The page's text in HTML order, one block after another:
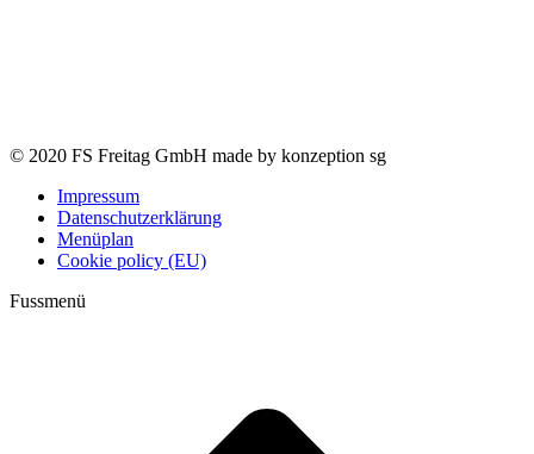
© 2020 FS Freitag GmbH made by konzeption sg
Impressum
Datenschutzerklärung
Menüplan
Cookie policy (EU)
Fussmenü